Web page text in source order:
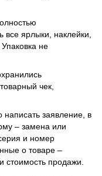
все ярлыки, наклейки,
не
чек,
заявление, в
– замена или
и номер
о товаре –
стоимость продажи.